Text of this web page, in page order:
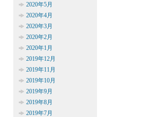
2020年5月
2020年4月
2020年3月
2020年2月
2020年1月
2019年12月
2019年11月
2019年10月
2019年9月
2019年8月
2019年7月